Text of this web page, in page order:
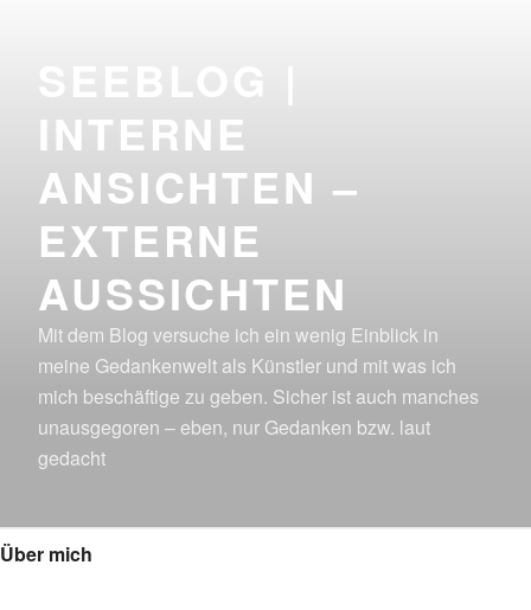
INTERNE
ANSICHTEN –
EXTERNE
AUSSICHTEN
Mit dem Blog versuche ich ein wenig Einblick in
meine Gedankenwelt als Künstler und mit was ich
mich beschäftige zu geben. Sicher ist auch manches
unausgegoren – eben, nur Gedanken bzw. laut
gedacht
Über mich